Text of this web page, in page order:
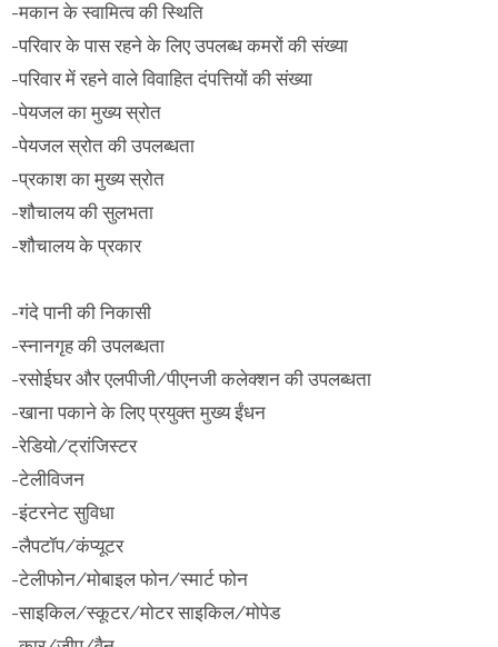
-मकान के स्वामित्व की स्थिति
-परिवार के पास रहने के लिए उपलब्ध कमरों की संख्या
-परिवार में रहने वाले विवाहित दंपत्तियों की संख्या
-पेयजल का मुख्य स्रोत
-पेयजल स्रोत की उपलब्धता
-प्रकाश का मुख्य स्रोत
-शौचालय की सुलभता
-शौचालय के प्रकार
-गंदे पानी की निकासी
-स्नानगृह की उपलब्धता
-रसोईघर और एलपीजी/पीएनजी कलेक्शन की उपलब्धता
-खाना पकाने के लिए प्रयुक्त मुख्य ईंधन
-रेडियो/ट्रांजिस्टर
-टेलीविजन
-इंटरनेट सुविधा
-लैपटॉप/कंप्यूटर
-टेलीफोन/मोबाइल फोन/स्मार्ट फोन
-साइकिल/स्कूटर/मोटर साइकिल/मोपेड